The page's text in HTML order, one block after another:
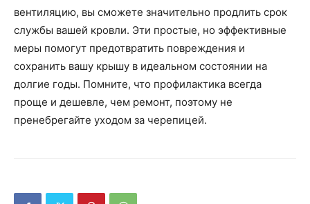
вентиляцию, вы сможете значительно продлить срок
службы вашей кровли. Эти простые, но эффективные
меры помогут предотвратить повреждения и
сохранить вашу крышу в идеальном состоянии на
долгие годы. Помните, что профилактика всегда
проще и дешевле, чем ремонт, поэтому не
пренебрегайте уходом за черепицей.